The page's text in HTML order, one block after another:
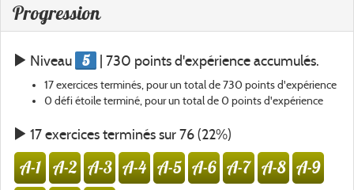
Progression
Niveau 5 | 730 points d'expérience accumulés.
17 exercices terminés, pour un total de 730 points d'expérience
0 défi étoile terminé, pour un total de 0 points d'expérience
17 exercices terminés sur 76 (22%)
A-1 A-2 A-3 A-4 A-5 A-6 A-7 A-8 A-9